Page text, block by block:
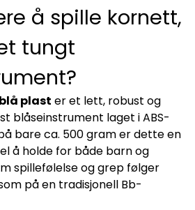
å spille kornett,
tungt
plast er et lett, robust og
blåseinstrument laget i ABS-
bare ca. 500 gram er dette en
å holde for både barn og
spillefølelse og grep følger
på en tradisjonell Bb-